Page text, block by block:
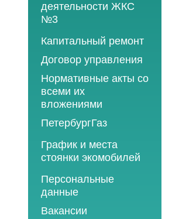
деятельности ЖКС
№3
Программы
2013 год
2014 год
2015 год
2016 год
2017 год
2018 год
Капитальный ремонт
Договор управления
Нормативные акты со
всеми их
вложениями
ПетербургГаз
2018 год
2019 год
2020 год
2021 год
2022 год
График и места
стоянки экомобилей
2019 год
2020 год
2021 год
Персональные
данные
Вакансии